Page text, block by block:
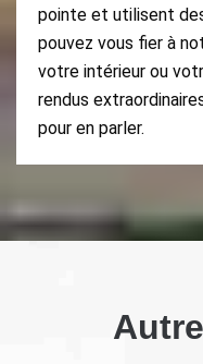
pointe et utilisent
pouvez vous fier à
votre intérieur ou
rendus
pour en parler.